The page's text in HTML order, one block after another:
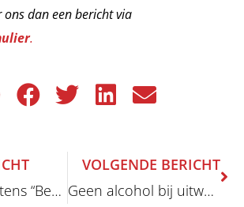
ons dan een bericht via
.
Maarten Martens “Beste trainer Eerste Divisie” 2021-2022
VOLGENDE BERICHT
Geen alcohol bij uitwedstrijden!!